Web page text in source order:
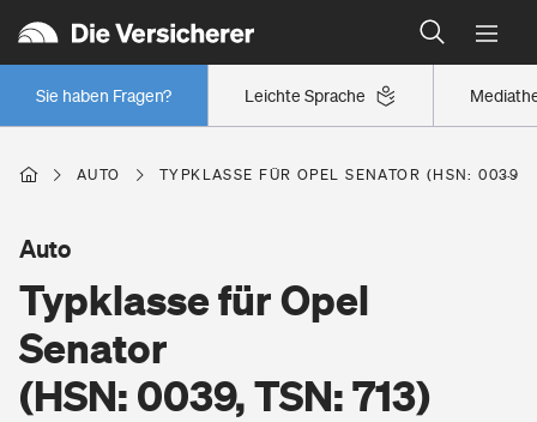
Leichte Sprache
Sie haben Fragen?
Wer versichert was: Jetzt Versicherer finden
Regionalklassen: So ist Ihre Region eingestuft
Wer versichert was: Jetzt Versicherer finden
Berufsunfähigkeitsversicherung
Wohnen
Wohngebäudeversicherung
AUTO TYPKLASSE FÜR OPEL SENATOR (HSN: 0039,
Typklasse für Opel
Senator
(HSN: 0039, TSN: 713)
Auto